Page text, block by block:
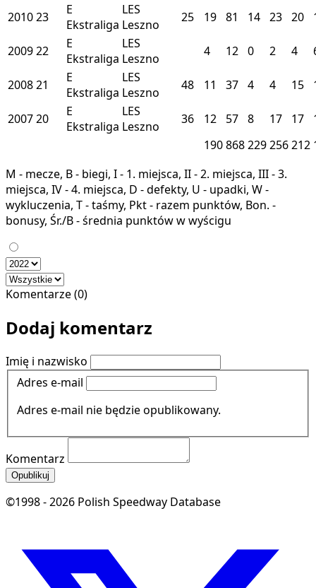
201023
E
Ekstraliga
LES
Leszno
25 19 81 14 23 20
200922
E
Ekstraliga
LES
Leszno
4 12 0 2 4
200821
E
Ekstraliga
LES
Leszno
48 11 37 4 4 15
200720
E
Ekstraliga
LES
Leszno
36 12 57 8 17 17
190868229256212
M - mecze, B - biegi, I - 1. miejsca, II - 2. miejsca, III - 3.
miejsca, IV - 4. miejsca, D - defekty, U - upadki, W -
wykluczenia, T - taśmy, Pkt - razem punktów, Bon. -
bonusy, Śr./B - średnia punktów w wyścigu
Komentarze (0)
Dodaj komentarz
Imię i nazwisko
Adres e-mail
Adres e-mail nie będzie opublikowany.
Komentarz
Opublikuj
©1998 - 2026 Polish Speedway Database